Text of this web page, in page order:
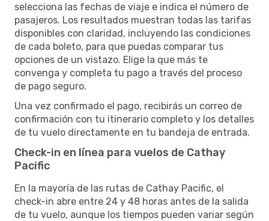
selecciona las fechas de viaje e indica el número de
pasajeros. Los resultados muestran todas las tarifas
disponibles con claridad, incluyendo las condiciones
de cada boleto, para que puedas comparar tus
opciones de un vistazo. Elige la que más te
convenga y completa tu pago a través del proceso
de pago seguro.
Una vez confirmado el pago, recibirás un correo de
confirmación con tu itinerario completo y los detalles
de tu vuelo directamente en tu bandeja de entrada.
Check-in en línea para vuelos de Cathay
Pacific
En la mayoría de las rutas de Cathay Pacific, el
check-in abre entre 24 y 48 horas antes de la salida
de tu vuelo, aunque los tiempos pueden variar según